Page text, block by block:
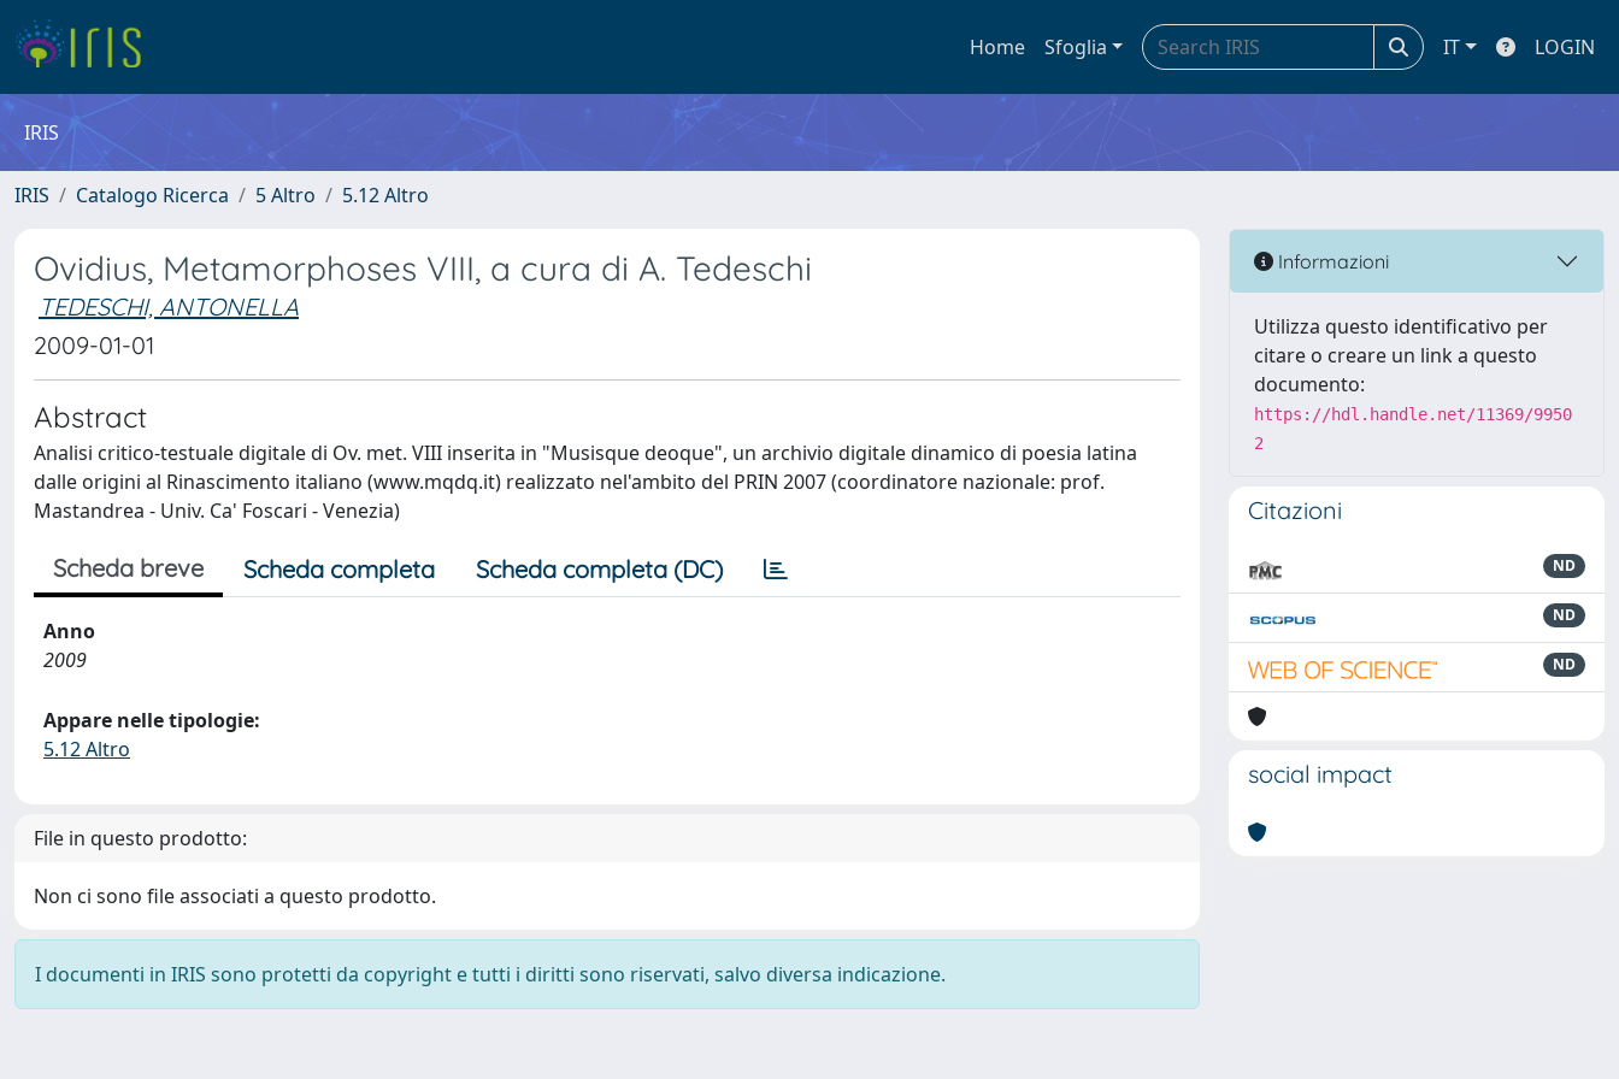
Home Sfoglia IT LOGIN
IRIS
IRIS Catalogo Ricerca 5 Altro 5.12 Altro
Ovidius, Metamorphoses VIII, a cura di A. Tedeschi
TEDESCHI, ANTONELLA
2009-01-01
Abstract
Analisi critico-testuale digitale di Ov. met. VIII inserita in "Musisque deoque", un archivio digitale dinamico di poesia latina
dalle origini al Rinascimento italiano (www.mqdq.it) realizzato nel'ambito del PRIN 2007 (coordinatore nazionale: prof.
Mastandrea - Univ. Ca' Foscari - Venezia)
Scheda breve Scheda completa Scheda completa (DC)
Anno
2009
Appare nelle tipologie:
5.12 Altro
File in questo prodotto:
Non ci sono file associati a questo prodotto.
I documenti in IRIS sono protetti da copyright e tutti i diritti sono riservati, salvo diversa indicazione.
Informazioni
Utilizza questo identificativo per
citare o creare un link a questo
documento:
https://hdl.handle.net/11369/9950
2
Citazioni
ND
ND
ND
social impact